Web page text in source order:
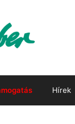
Hírek